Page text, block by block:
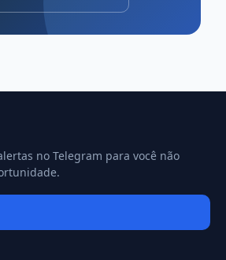
no Telegram para você não